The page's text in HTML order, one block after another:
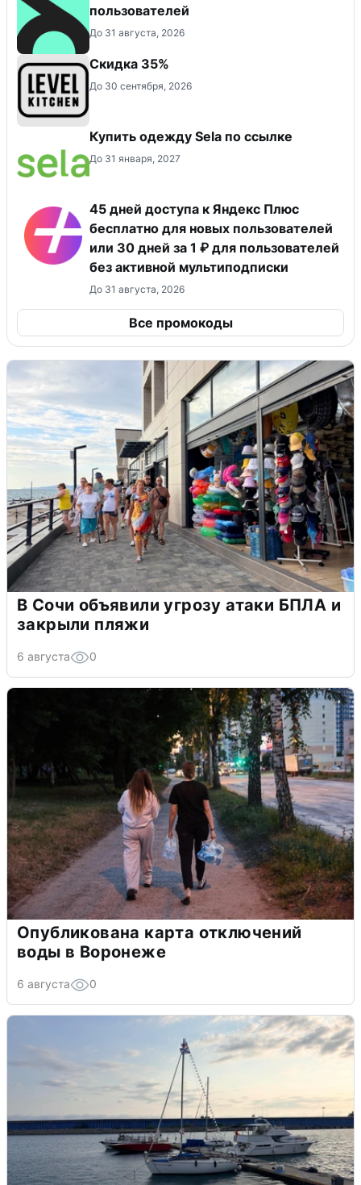
пользователей
До 31 августа, 2026
Скидка 35%
До 30 сентября, 2026
Купить одежду Sela по ссылке
До 31 января, 2027
45 дней доступа к Яндекс Плюс
бесплатно для новых пользователей
или 30 дней за 1 ₽ для пользователей
без активной мультиподписки
До 31 августа, 2026
Все промокоды
В Сочи объявили угрозу атаки БПЛА и
закрыли пляжи
6 августа 0
Опубликована карта отключений
воды в Воронеже
6 августа 0